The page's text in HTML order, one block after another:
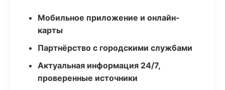
Мобильное приложение и онлайн-
карты
Партнёрство с городскими службами
Актуальная информация 24/7,
проверенные источники